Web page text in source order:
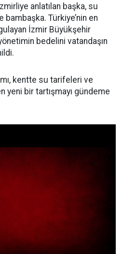
anlatılan başka, su
bambaşka. Türkiye’nin en
İzmir Büyükşehir
bedelini vatandaşın
kentte su tarifeleri ve
yeni bir tartışmayı gündeme